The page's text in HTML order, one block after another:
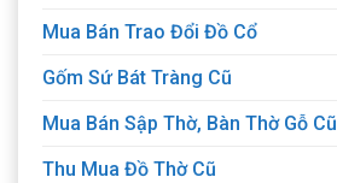
Mua Bán Trao Đổi Đồ Cổ
Gốm Sứ Bát Tràng Cũ
Mua Bán Sập Thờ, Bàn Thờ Gỗ Cũ
Thu Mua Đồ Thờ Cũ